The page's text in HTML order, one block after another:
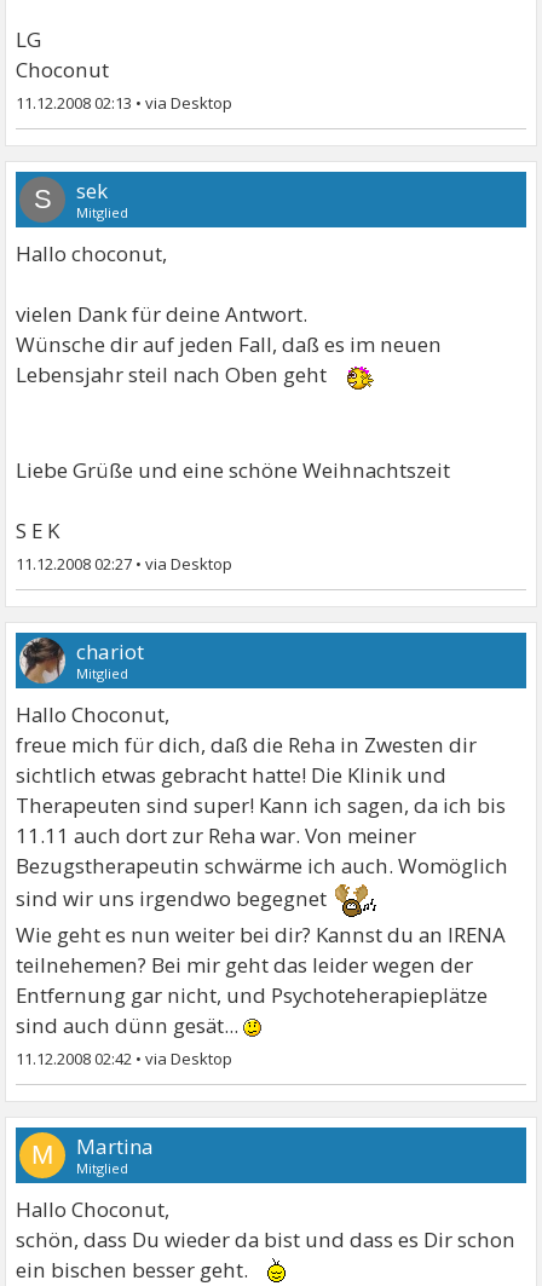
LG
Choconut
11.12.2008 02:13 •
S sek
Mitglied
Hallo choconut,
vielen Dank für deine Antwort.
Wünsche dir auf jeden Fall, daß es im neuen
Lebensjahr steil nach Oben geht
Liebe Grüße und eine schöne Weihnachtszeit
S E K
11.12.2008 02:27 •
chariot
Mitglied
Hallo Choconut,
freue mich für dich, daß die Reha in Zwesten dir
sichtlich etwas gebracht hatte! Die Klinik und
Therapeuten sind super! Kann ich sagen, da ich bis
11.11 auch dort zur Reha war. Von meiner
Bezugstherapeutin schwärme ich auch. Womöglich
sind wir uns irgendwo begegnet
Wie geht es nun weiter bei dir? Kannst du an IRENA
teilnehemen? Bei mir geht das leider wegen der
Entfernung gar nicht, und Psychoteherapieplätze
sind auch dünn gesät...
11.12.2008 02:42 •
M Martina
Mitglied
Hallo Choconut,
schön, dass Du wieder da bist und dass es Dir schon
ein bischen besser geht.